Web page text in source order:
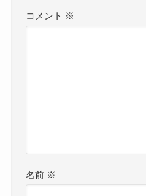
コメント ※
名前 ※